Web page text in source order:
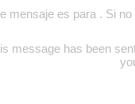
mensaje es para . Si
message has been